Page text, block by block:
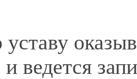
уставу
ведется